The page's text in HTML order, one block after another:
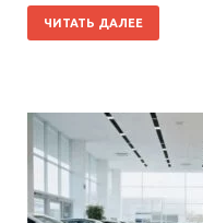
ЧИТАТЬ ДАЛЕЕ